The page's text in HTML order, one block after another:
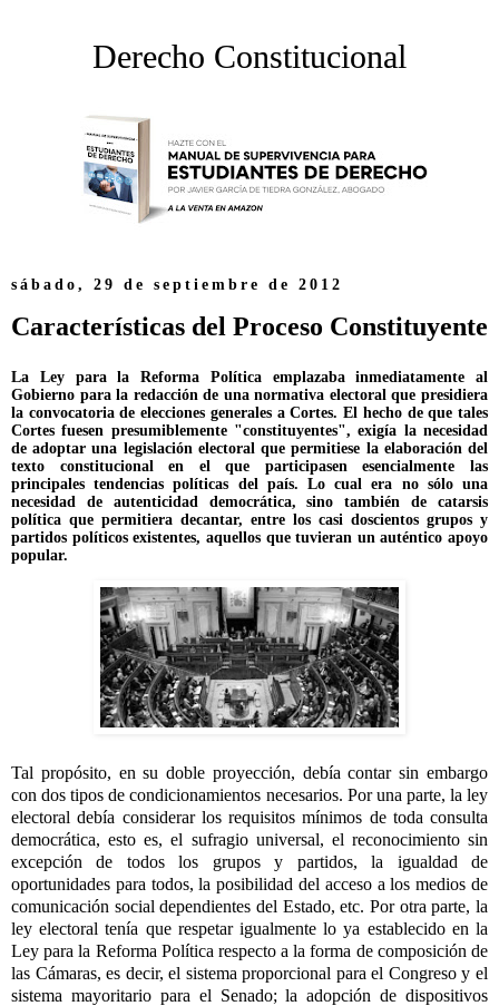
Derecho Constitucional
sábado, 29 de septiembre de 2012
Características del Proceso Constituyente
La Ley para la Reforma Política emplazaba inmediatamente al
Gobierno para la redacción de una normativa electoral que presidiera
la convocatoria de elecciones generales a Cortes. El hecho de que tales
Cortes fuesen presumiblemente "constituyentes", exigía la necesidad
de adoptar una legislación electoral que permitiese la elaboración del
texto constitucional en el que participasen esencialmente las
principales tendencias políticas del país. Lo cual era no sólo una
necesidad de autenticidad democrática, sino también de catarsis
política que permitiera decantar, entre los casi doscientos grupos y
partidos políticos existentes, aquellos que tuvieran un auténtico apoyo
popular.
Tal propósito, en su doble proyección, debía contar sin embargo
con dos tipos de condicionamientos necesarios. Por una parte, la ley
electoral debía considerar los requisitos mínimos de toda consulta
democrática, esto es, el sufragio universal, el reconocimiento sin
excepción de todos los grupos y partidos, la igualdad de
oportunidades para todos, la posibilidad del acceso a los medios de
comunicación social dependientes del Estado, etc. Por otra parte, la
ley electoral tenía que respetar igualmente lo ya establecido en la
Ley para la Reforma Política respecto a la forma de composición de
las Cámaras, es decir, el sistema proporcional para el Congreso y el
sistema mayoritario para el Senado; la adopción de dispositivos